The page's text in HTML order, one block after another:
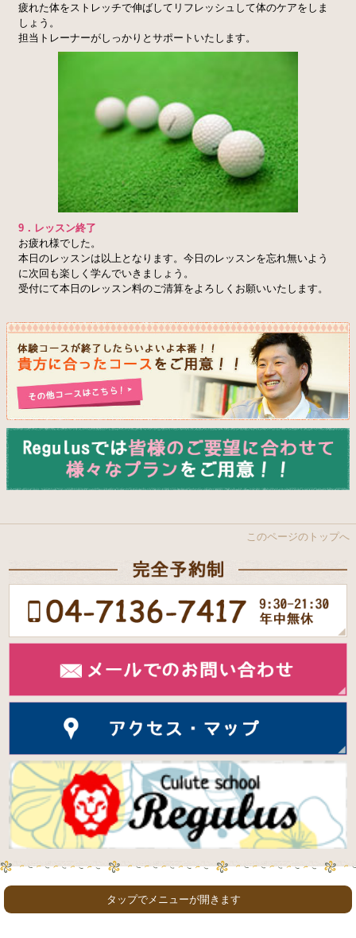
疲れた体をストレッチで伸ばしてリフレッシュして体のケアをしま
しょう。
担当トレーナーがしっかりとサポートいたします。
9．レッスン終了
お疲れ様でした。
本日のレッスンは以上となります。今日のレッスンを忘れ無いよう
に次回も楽しく学んでいきましょう。
受付にて本日のレッスン料のご清算をよろしくお願いいたします。
このページのトップへ
タップでメニューが開きます